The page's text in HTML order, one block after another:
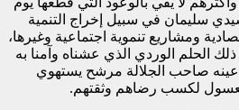
سليمان في سبيل إخراج التنمية
ومشاريع تنموية اجتماعية وغيرها،
الحلم الوردي الذي عشناه وآمنا به
صاحب الجلالة مرشح يستهوي
لكسب رضاهم وثقتهم.